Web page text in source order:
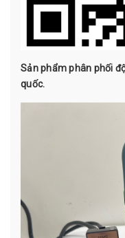
Sản phẩm phân phối
quốc.